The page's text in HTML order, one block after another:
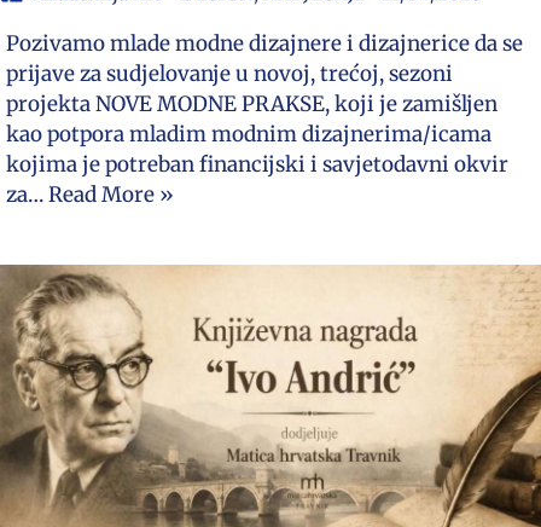
Pozivamo mlade modne dizajnere i dizajnerice da se
prijave za sudjelovanje u novoj, trećoj, sezoni
projekta NOVE MODNE PRAKSE, koji je zamišljen
kao potpora mladim modnim dizajnerima/icama
kojima je potreban financijski i savjetodavni okvir
za…Read More »